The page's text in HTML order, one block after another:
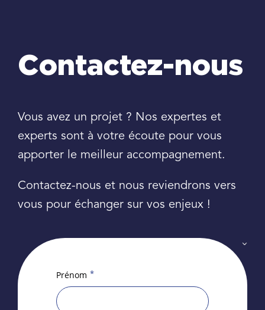
Contactez-nous
Vous avez un projet ? Nos expertes et
experts sont à votre écoute pour vous
apporter le meilleur accompagnement.
Contactez-nous et nous reviendrons vers
vous pour échanger sur vos enjeux !
Prénom *